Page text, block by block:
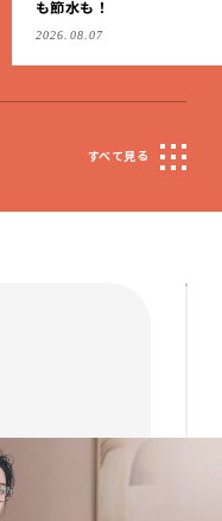
も節水も！
2026.08.07
すべて見る